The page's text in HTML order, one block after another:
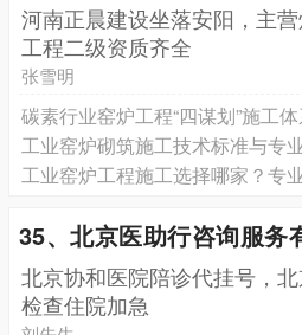
河南正晨建设坐落安阳，主
工程二级资质齐全
张雪明
工业窑炉砌筑施工技术标准与专
工业窑炉工程施工选择哪家？专
35、北京医助行咨询服务
北京协和医院陪诊代挂号，
检查住院加急